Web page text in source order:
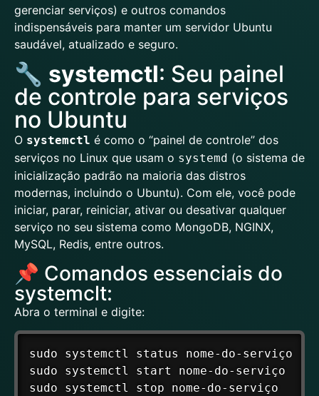
gerenciar serviços) e outros comandos
indispensáveis para manter um servidor Ubuntu
saudável, atualizado e seguro.
🔧 systemctl: Seu painel
de controle para serviços
no Ubuntu
O systemctl é como o “painel de controle” dos
serviços no Linux que usam o systemd (o sistema de
inicialização padrão na maioria das distros
modernas, incluindo o Ubuntu). Com ele, você pode
iniciar, parar, reiniciar, ativar ou desativar qualquer
serviço no seu sistema como MongoDB, NGINX,
MySQL, Redis, entre outros.
📌 Comandos essenciais do
systemclt:
Abra o terminal e digite:
sudo systemctl status nome-do-
sudo systemctl start nome-do-
sudo systemctl stop nome-do-